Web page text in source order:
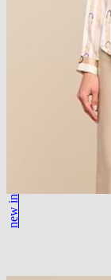
new in